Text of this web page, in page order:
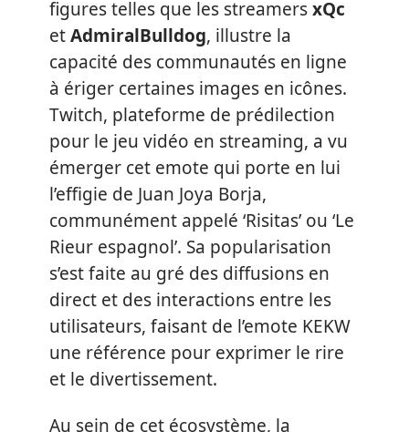
figures telles que les streamersxQc
etAdmiralBulldog, illustre la
capacité des communautés en ligne
à ériger certaines images en icônes.
Twitch, plateforme de prédilection
pour le jeu vidéo en streaming, a vu
émerger cet emote qui porte en lui
l’effigie de Juan Joya Borja,
communément appelé ‘Risitas’ ou ‘Le
Rieur espagnol’. Sa popularisation
s’est faite au gré des diffusions en
direct et des interactions entre les
utilisateurs, faisant de l’emote KEKW
une référence pour exprimer le rire
et le divertissement.
Au sein de cet écosystème, la